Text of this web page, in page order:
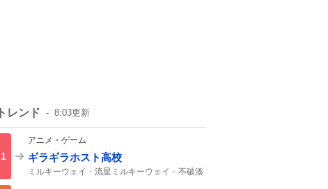
トレンド 8:03更新
1
アニメ・ゲーム
ギラギラホスト高校
ミルキーウェイ 流星ミルキーウェイ 不破湊